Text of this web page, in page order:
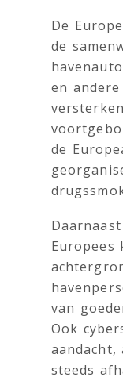
De
de
en
de
Europees
van
Ook
aandacht,
steeds